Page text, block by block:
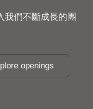
我們不斷成長的團
openings